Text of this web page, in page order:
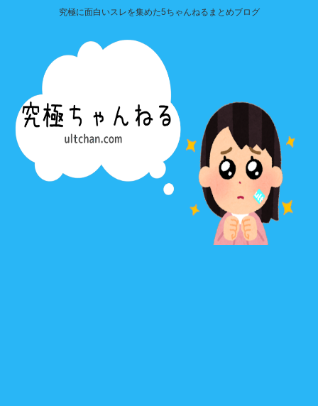
究極に面白いスレを集めた5ちゃんねるまとめブログ